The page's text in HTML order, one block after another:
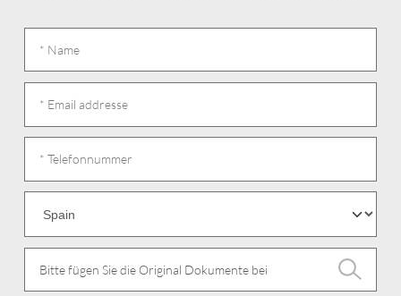
Bitte fügen Sie die Original Dokumente bei